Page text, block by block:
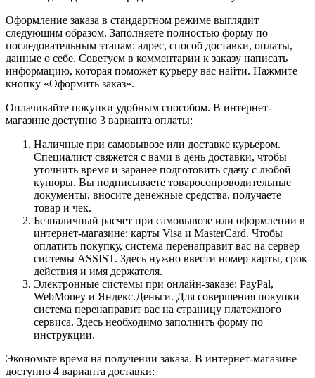
Оформление заказа в стандартном режиме выглядит
следующим образом. Заполняете полностью форму по
последовательным этапам: адрес, способ доставки, оплаты,
данные о себе. Советуем в комментарии к заказу написать
информацию, которая поможет курьеру вас найти. Нажмите
кнопку «Оформить заказ».
Оплачивайте покупки удобным способом. В интернет-
магазине доступно 3 варианта оплаты:
Наличные при самовывозе или доставке курьером.
Специалист свяжется с вами в день доставки, чтобы
уточнить время и заранее подготовить сдачу с любой
купюры. Вы подписываете товаросопроводительные
документы, вносите денежные средства, получаете
товар и чек.
Безналичный расчет при самовывозе или оформлении в
интернет-магазине: карты Visa и MasterCard. Чтобы
оплатить покупку, система перенаправит вас на сервер
системы ASSIST. Здесь нужно ввести номер карты, срок
действия и имя держателя.
Электронные системы при онлайн-заказе: PayPal,
WebMoney и Яндекс.Деньги. Для совершения покупки
система перенаправит вас на страницу платежного
сервиса. Здесь необходимо заполнить форму по
инструкции.
Экономьте время на получении заказа. В интернет-магазине
доступно 4 варианта доставки: